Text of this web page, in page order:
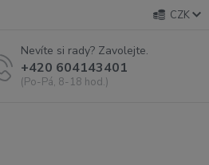
CZK
Nevíte si rady? Zavolejte.
+420 604143401
(Po-Pá, 8-18 hod.)